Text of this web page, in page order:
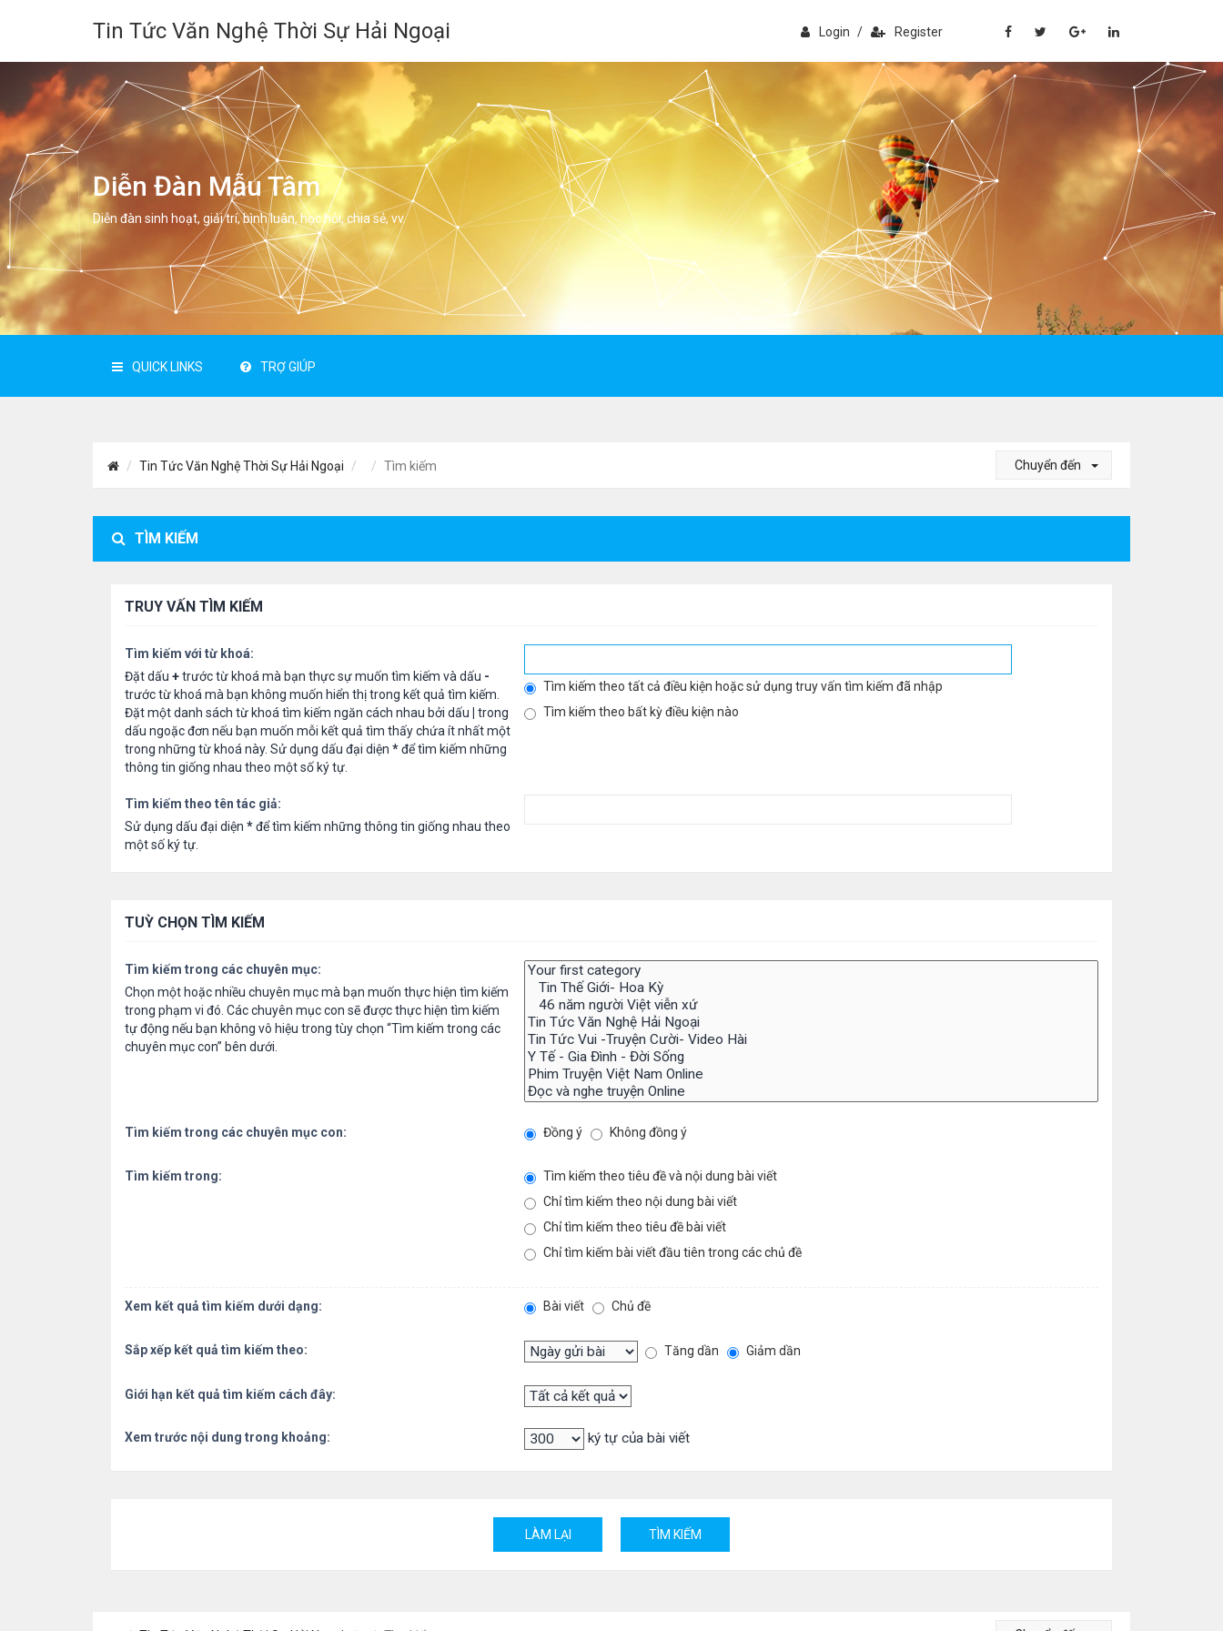
Tin Tức Văn Nghệ Thời Sự Hải Ngoại Login / Register
Diễn Đàn Mẫu Tâm
Diễn đàn sinh hoạt, giải trí, bình luân, học hỏi, chia sẻ, vv.
QUICK LINKS TRỢ GIÚP
Tin Tức Văn Nghệ Thời Sự Hải Ngoại Tìm kiếm Chuyển đến
TÌM KIẾM
TRUY VẤN TÌM KIẾM
Tìm kiếm với từ khoá:
Đặt dấu +trước từ khoá mà bạn thực sự muốn tìm kiếm và dấu -
trước từ khoá mà bạn không muốn hiển thị trong kết quả tìm kiếm.
Đặt một danh sách từ khoá tìm kiếm ngăn cách nhau bởi dấu
trong
dấu ngoặc đơn nếu bạn muốn mỗi kết quả tìm thấy chứa ít nhất một
trong những từ khoá này. Sử dụng dấu đại diện *để tìm kiếm những
thông tin giống nhau theo một số ký tự.
Tìm kiếm theo tất cả điều kiện hoặc sử dụng truy vấn tìm kiếm đã nhập
Tìm kiếm theo bất kỳ điều kiện nào
Tìm kiếm theo tên tác giả:
Sử dụng dấu đại diện *để tìm kiếm những thông tin giống nhau theo
một số ký tự.
TUỲ CHỌN TÌM KIẾM
Tìm kiếm trong các chuyên mục:
Chọn một hoặc nhiều chuyên mục mà bạn muốn thực hiện tìm kiếm
trong phạm vi đó. Các chuyên mục con sẽ được thực hiện tìm kiếm
tự động nếu bạn không vô hiệu trong tùy chọn “Tìm kiếm trong các
chuyên mục con” bên dưới.
Tìm kiếm trong các chuyên mục con: Đồng ý Không đồng ý
Tìm kiếm trong:
Tìm kiếm theo tiêu đề và nội dung bài viết
Chỉ tìm kiếm theo nội dung bài viết
Chỉ tìm kiếm theo tiêu đề bài viết
Chỉ tìm kiếm bài viết đầu tiên trong các chủ đề
Xem kết quả tìm kiếm dưới dạng: Bài viết Chủ đề
Sắp xếp kết quả tìm kiếm theo: Tăng dần Giảm dần
Giới hạn kết quả tìm kiếm cách đây:
Xem trước nội dung trong khoảng: ký tự của bài viết